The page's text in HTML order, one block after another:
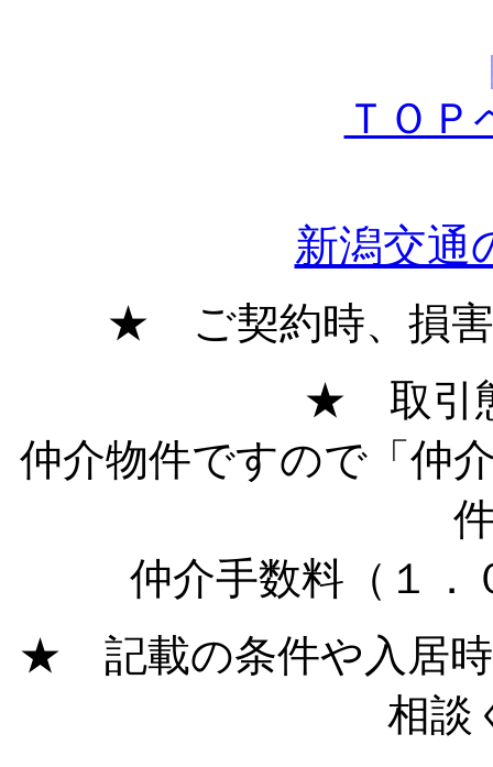
ＴＯ
新潟交通
★ ご契約時、損害
★ 取引
仲介物件ですので「仲
仲介手数料（１．
★ 記載の条件や入居時
相談